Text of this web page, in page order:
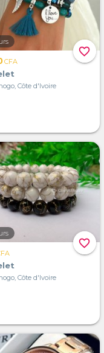
favorite_border
CFA
Côte d'Ivoire
favorite_border
Côte d'Ivoire